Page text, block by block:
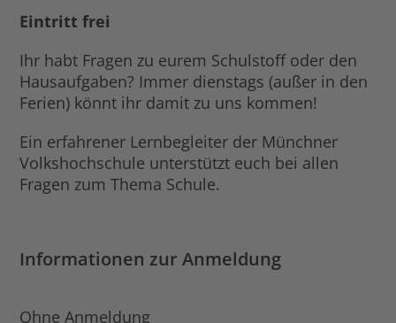
Eintritt frei
Ihr habt Fragen zu eurem Schulstoff oder den
Hausaufgaben? Immer dienstags (außer in den
Ferien) könnt ihr damit zu uns kommen!
Ein erfahrener Lernbegleiter der Münchner
Volkshochschule unterstützt euch bei allen
Fragen zum Thema Schule.
Informationen zur Anmeldung
Ohne Anmeldung